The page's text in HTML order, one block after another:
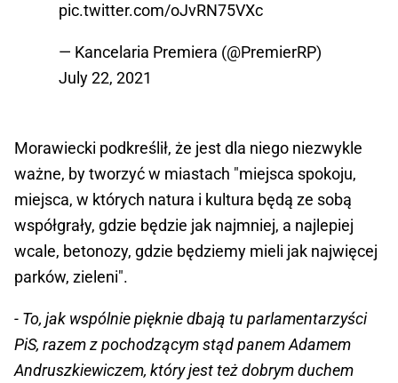
pic.twitter.com/oJvRN75VXc
— Kancelaria Premiera (@PremierRP)
July 22, 2021
Morawiecki podkreślił, że jest dla niego niezwykle
ważne, by tworzyć w miastach "miejsca spokoju,
miejsca, w których natura i kultura będą ze sobą
współgrały, gdzie będzie jak najmniej, a najlepiej
wcale, betonozy, gdzie będziemy mieli jak najwięcej
parków, zieleni".
- To, jak wspólnie pięknie dbają tu parlamentarzyści
PiS, razem z pochodzącym stąd panem Adamem
Andruszkiewiczem, który jest też dobrym duchem